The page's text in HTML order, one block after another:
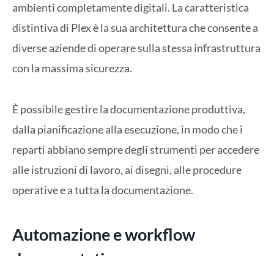
ambienti completamente digitali. La caratteristica
distintiva di Plex è la sua architettura che consente a
diverse aziende di operare sulla stessa infrastruttura
con la massima sicurezza.
È possibile gestire la documentazione produttiva,
dalla pianificazione alla esecuzione, in modo che i
reparti abbiano sempre degli strumenti per accedere
alle istruzioni di lavoro, ai disegni, alle procedure
operative e a tutta la documentazione.
Automazione e workflow